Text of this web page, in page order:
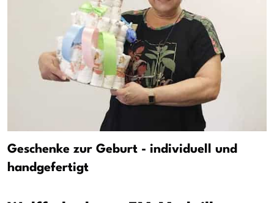
Geschenke zur Geburt - individuell und
handgefertigt